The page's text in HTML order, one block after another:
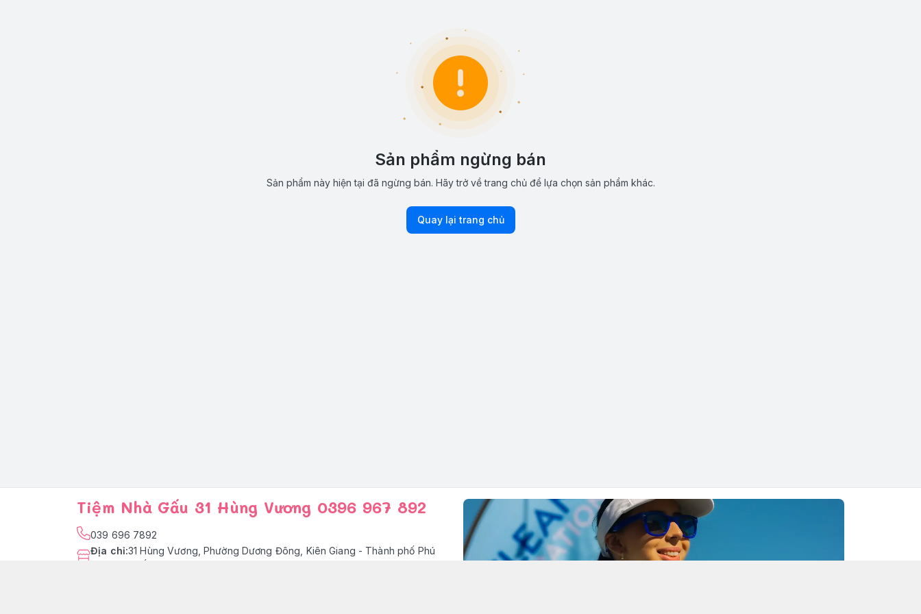
Sản phẩm ngừng bán
Sản phẩm này hiện tại đã ngừng bán. Hãy trở về trang chủ để lựa chọn sản phẩm khác.
Quay lại trang chủ
Tiệm Nhà Gấu 31 Hùng Vương 0396 967 892
039 696 7892
Địa chỉ:31 Hùng Vương, Phường Dương Đông, Kiên Giang - Thành phố Phú
Quốc